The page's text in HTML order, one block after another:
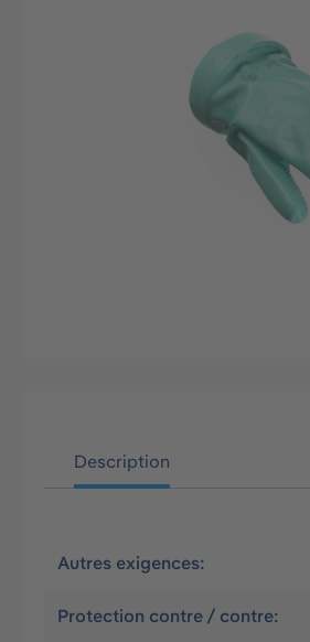
Description
Autres exigences:
Protection contre / contre: